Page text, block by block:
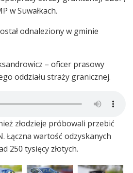
w Suwałkach.
odnaleziony w gminie
– oficer prasowy
oddziału straży granicznej.
złodzieje próbowali przebić
Łączna wartość odzyskanych
250 tysięcy złotych.